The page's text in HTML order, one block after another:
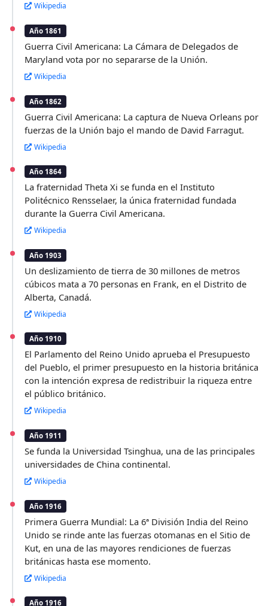
Wikipedia
Año 1861
Guerra Civil Americana: La Cámara de Delegados de
Maryland vota por no separarse de la Unión.
Wikipedia
Año 1862
Guerra Civil Americana: La captura de Nueva Orleans por
fuerzas de la Unión bajo el mando de David Farragut.
Wikipedia
Año 1864
La fraternidad Theta Xi se funda en el Instituto
Politécnico Rensselaer, la única fraternidad fundada
durante la Guerra Civil Americana.
Wikipedia
Año 1903
Un deslizamiento de tierra de 30 millones de metros
cúbicos mata a 70 personas en Frank, en el Distrito de
Alberta, Canadá.
Wikipedia
Año 1910
El Parlamento del Reino Unido aprueba el Presupuesto
del Pueblo, el primer presupuesto en la historia británica
con la intención expresa de redistribuir la riqueza entre
el público británico.
Wikipedia
Año 1911
Se funda la Universidad Tsinghua, una de las principales
universidades de China continental.
Wikipedia
Año 1916
Primera Guerra Mundial: La 6ª División India del Reino
Unido se rinde ante las fuerzas otomanas en el Sitio de
Kut, en una de las mayores rendiciones de fuerzas
británicas hasta ese momento.
Wikipedia
Año 1916